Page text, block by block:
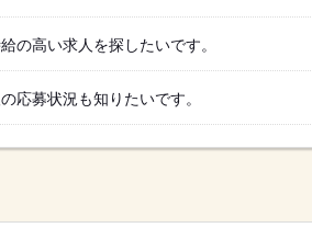
の高い求人を探したいです。
応募状況も知りたいです。